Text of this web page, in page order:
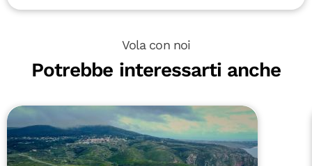
Vola con noi
Potrebbe interessarti anche